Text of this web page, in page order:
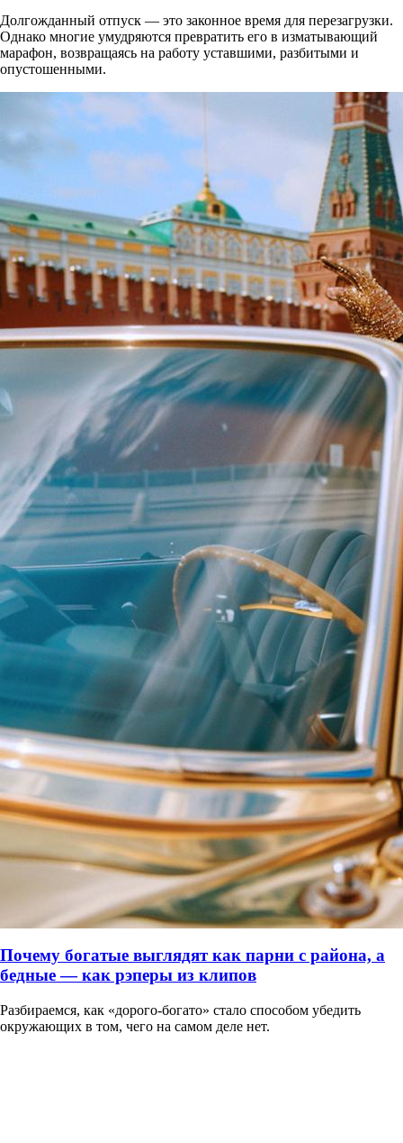
Долгожданный отпуск — это законное время для перезагрузки.
Однако многие умудряются превратить его в изматывающий
марафон, возвращаясь на работу уставшими, разбитыми и
опустошенными.
Почему богатые выглядят как парни с района, а
бедные — как рэперы из клипов
Разбираемся, как «дорого-богато» стало способом убедить
окружающих в том, чего на самом деле нет.